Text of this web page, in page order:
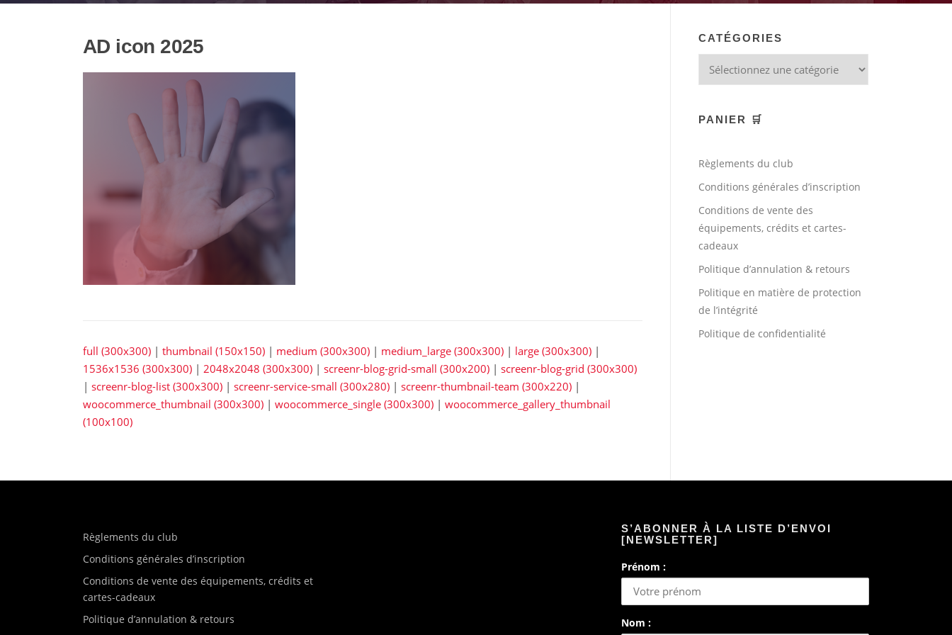
AD icon 2025
full (300x300) | thumbnail (150x150) | medium (300x300) | medium_large (300x300) | large (300x300) |
1536x1536 (300x300) | 2048x2048 (300x300) | screenr-blog-grid-small (300x200) | screenr-blog-grid (300x300)
| screenr-blog-list (300x300) | screenr-service-small (300x280) | screenr-thumbnail-team (300x220) |
woocommerce_thumbnail (300x300) | woocommerce_single (300x300) | woocommerce_gallery_thumbnail
(100x100)
CATÉGORIES
PANIER 🛒
Règlements du club
Conditions générales d’inscription
Conditions de vente des
équipements, crédits et cartes-
cadeaux
Politique d’annulation & retours
Politique en matière de protection
de l’intégrité
Politique de confidentialité
Règlements du club
Conditions générales d’inscription
Conditions de vente des équipements, crédits et
cartes-cadeaux
Politique d’annulation & retours
S’ABONNER À LA LISTE D’ENVOI
[NEWSLETTER]
Prénom :
Nom :